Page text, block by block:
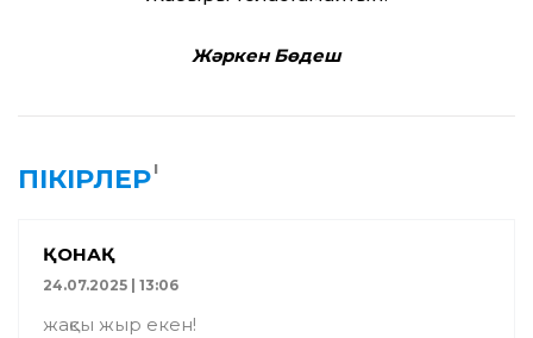
Жәркен Бөдеш
ПІКІРЛЕР1
ҚОНАҚ
24.07.2025 | 13:06
жақсы жыр екен!